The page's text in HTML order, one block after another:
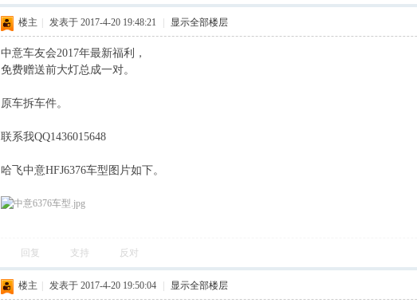
楼主 发表于 2017-4-20 19:48:21 显示全部楼层
中意车友会2017年最新福利，
免费赠送前大灯总成一对。
原车拆车件。
联系我QQ1436015648
哈飞中意HFJ6376车型图片如下。
回复 支持 反对
楼主 发表于 2017-4-20 19:50:04 显示全部楼层